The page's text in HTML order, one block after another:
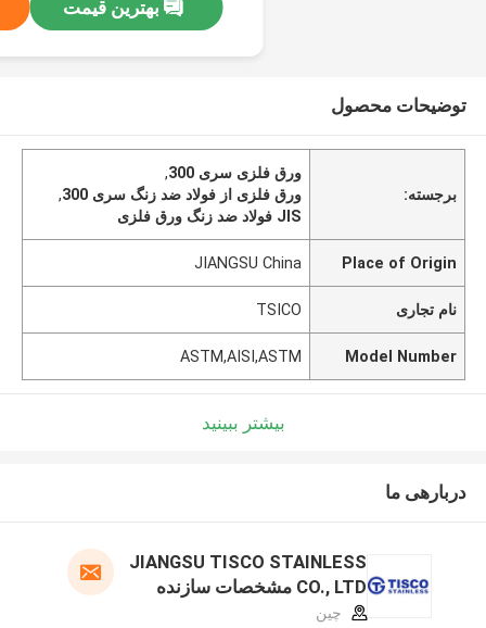
بهترین قیمت
توضیحات محصول
برجسته:
ورق فلزی سری 300
,
ورق فلزی از فولاد ضد زنگ سری 300
,
JIS فولاد ضد زنگ ورق فلزی
Place of Origin
JIANGSU China
نام تجاری TSICO
Model Number
ASTM,AISI,ASTM
بیشتر ببینید
دربارهی ما
JIANGSU TISCO STAINLESS
CO., LTD مشخصات سازنده
چین